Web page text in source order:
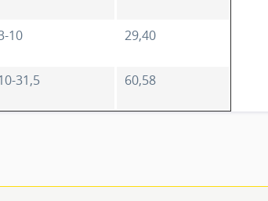
10 29,40
31,5 60,58